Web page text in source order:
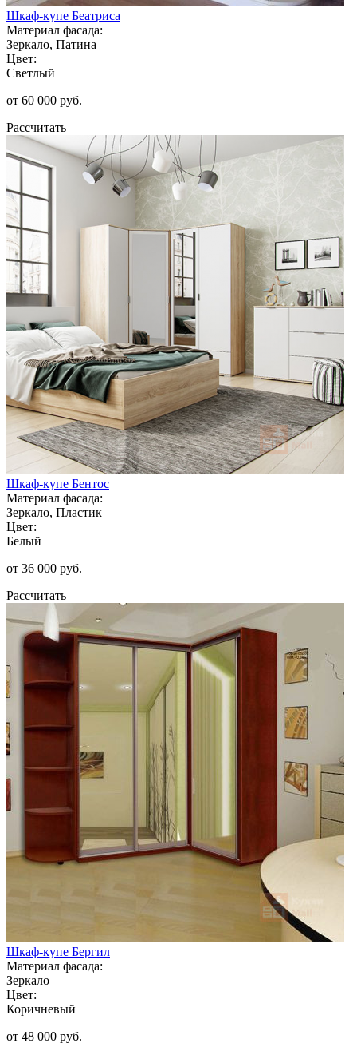
Шкаф-купе Беатриса
Материал фасада:
Зеркало, Патина
Цвет:
Светлый
от 60 000 руб.
Рассчитать
Шкаф-купе Бентос
Материал фасада:
Зеркало, Пластик
Цвет:
Белый
от 36 000 руб.
Рассчитать
Шкаф-купе Бергил
Материал фасада:
Зеркало
Цвет:
Коричневый
от 48 000 руб.